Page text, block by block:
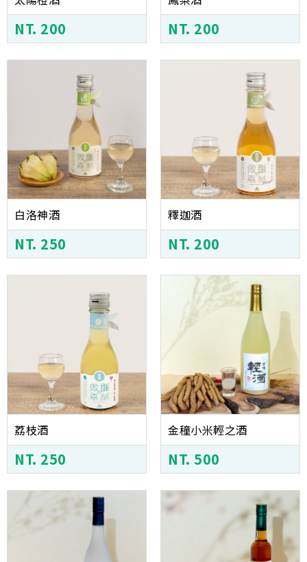
NT. 200 NT. 200
白洛神酒
NT. 250
釋迦酒
NT. 200
荔枝酒
NT. 250
金穜小米輕之酒
NT. 500